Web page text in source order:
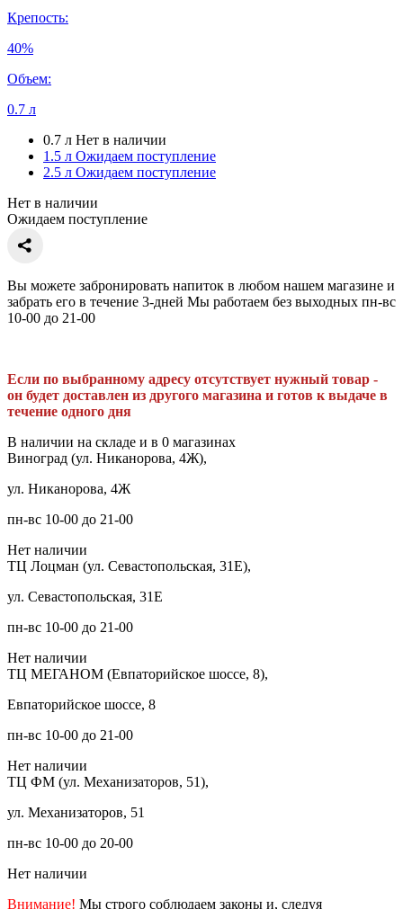
Крепость:
40%
Объем:
0.7 л
0.7 л Нет в наличии
1.5 л Ожидаем поступление
2.5 л Ожидаем поступление
Нет в наличии
Ожидаем поступление
Вы можете забронировать напиток в любом нашем магазине и
забрать его в течение 3-дней Мы работаем без выходных пн-вс
10-00 до 21-00
Если по выбранному адресу отсутствует нужный товар -
он будет доставлен из другого магазина и готов к выдаче в
течение одного дня
В наличии на складе и в 0 магазинах
Виноград (ул. Никанорова, 4Ж),
ул. Никанорова, 4Ж
пн-вс 10-00 до 21-00
Нет наличии
ТЦ Лоцман (ул. Севастопольская, 31Е),
ул. Севастопольская, 31Е
пн-вс 10-00 до 21-00
Нет наличии
ТЦ МЕГАНОМ (Евпаторийское шоссе, 8),
Евпаторийское шоссе, 8
пн-вс 10-00 до 21-00
Нет наличии
ТЦ ФМ (ул. Механизаторов, 51),
ул. Механизаторов, 51
пн-вс 10-00 до 20-00
Нет наличии
Внимание! Мы строго соблюдаем законы и, следуя